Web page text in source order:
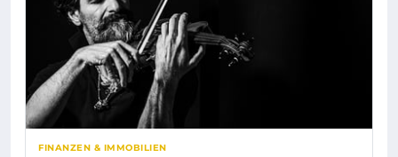
FINANZEN & IMMOBILIEN